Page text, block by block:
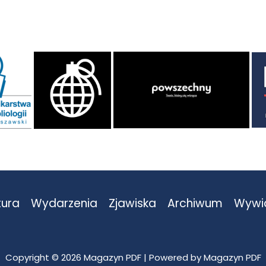
Wydarzenia Zjawiska Archiwum
Copyright © 2026 Magazyn PDF | Powered by Magazyn PDF